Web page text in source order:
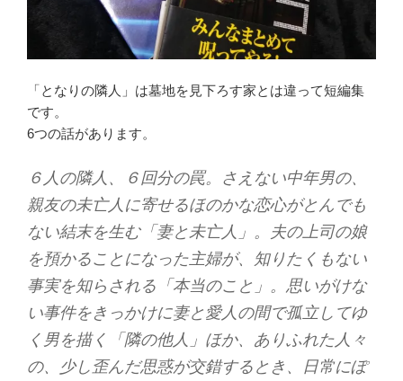
「となりの隣人」は墓地を見下ろす家とは違って短編集
です。
6つの話があります。
６人の隣人、６回分の罠。さえない中年男の、
親友の未亡人に寄せるほのかな恋心がとんでも
ない結末を生む「妻と未亡人」。夫の上司の娘
を預かることになった主婦が、知りたくもない
事実を知らされる「本当のこと」。思いがけな
い事件をきっかけに妻と愛人の間で孤立してゆ
く男を描く「隣の他人」ほか、ありふれた人々
の、少し歪んだ思惑が交錯するとき、日常にぽ